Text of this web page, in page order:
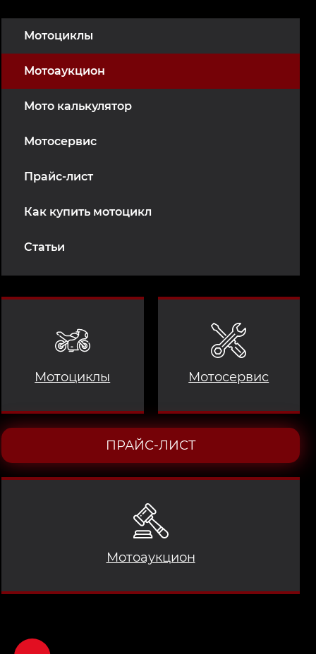
Мотоциклы
Мотоаукцион
Мото калькулятор
Мотосервис
Прайс-лист
Как купить мотоцикл
Статьи
Мотоциклы
Мотоаукцион
Мотосервис
ПРАЙС-ЛИСТ